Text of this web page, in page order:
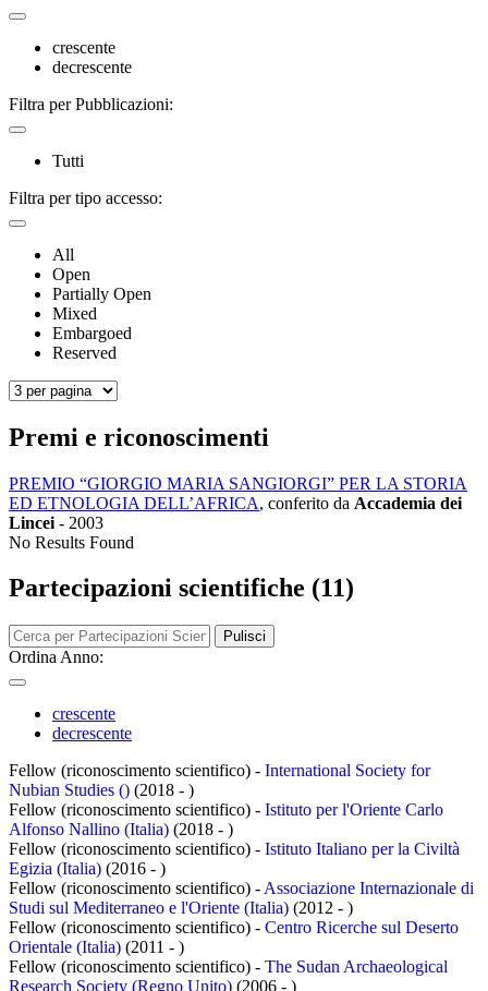
crescente
decrescente
Filtra per Pubblicazioni:
Tutti
Filtra per tipo accesso:
All
Open
Partially Open
Mixed
Embargoed
Reserved
Premi e riconoscimenti
PREMIO “GIORGIO MARIA SANGIORGI” PER LA STORIA
ED ETNOLOGIA DELL’AFRICA, conferito da Accademia dei
Lincei - 2003
No Results Found
Partecipazioni scientifiche (11)
Pulisci
Ordina Anno:
crescente
decrescente
Fellow (riconoscimento scientifico) - International Society for
Nubian Studies () (2018 - )
Fellow (riconoscimento scientifico) - Istituto per l'Oriente Carlo
Alfonso Nallino (Italia) (2018 - )
Fellow (riconoscimento scientifico) - Istituto Italiano per la Civiltà
Egizia (Italia) (2016 - )
Fellow (riconoscimento scientifico) - Associazione Internazionale di
Studi sul Mediterraneo e l'Oriente (Italia) (2012 - )
Fellow (riconoscimento scientifico) - Centro Ricerche sul Deserto
Orientale (Italia) (2011 - )
Fellow (riconoscimento scientifico) - The Sudan Archaeological
Research Society (Regno Unito) (2006 - )